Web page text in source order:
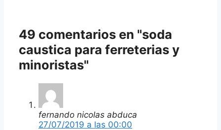
49 comentarios en "soda
caustica para ferreterias y
minoristas"
fernando nicolas abduca
27/07/2019 a las 00:00